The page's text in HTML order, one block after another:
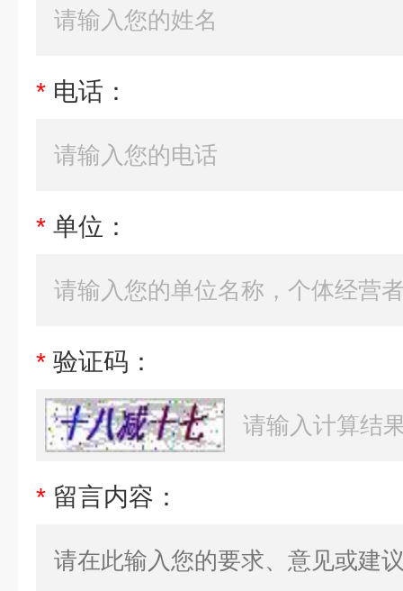
* 电话：
* 单位：
* 验证码：
* 留言内容：